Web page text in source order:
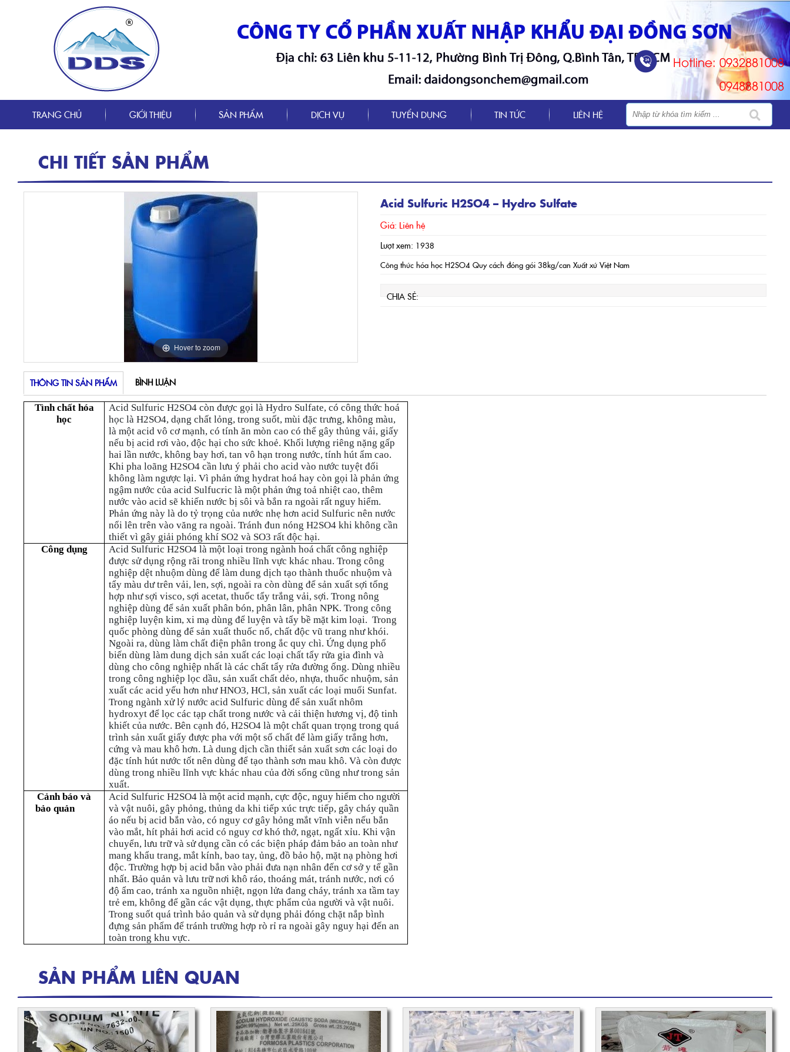
Hotline: 0932881008
0948881008
TRANG CHỦ GIỚI THIỆU SẢN PHẨM DỊCH VỤ TUYỂN DỤNG TIN TỨC LIÊN HỆ
CHI TIẾT SẢN PHẨM
Hover to zoom
Acid Sulfuric H2SO4 – Hydro Sulfate
Giá: Liên hệ
Lượt xem: 1938
Công thức hóa học H2SO4 Quy cách đóng gói 38kg/can Xuất xứ Việt Nam
CHIA SẺ:
THÔNG TIN SẢN PHẨM BÌNH LUẬN
Tình chất hóa
học
Acid Sulfuric H2SO4 còn được gọi là Hydro Sulfate, có công thức hoá
học là H2SO4, dạng chất lỏng, trong suốt, mùi đặc trưng, không màu,
là một acid vô cơ mạnh, có tính ăn mòn cao có thể gây thủng vải, giấy
nếu bị acid rơi vào, độc hại cho sức khoẻ. Khối lượng riêng nặng gấp
hai lần nước, không bay hơi, tan vô hạn trong nước, tính hút ẩm cao.
Khi pha loãng H2SO4 cần lưu ý phải cho acid vào nước tuyệt đối
không làm ngược lại. Vì phản ứng hydrat hoá hay còn gọi là phản ứng
ngậm nước của acid Sulfucric là một phản ứng toả nhiệt cao, thêm
nước vào acid sẽ khiến nước bị sôi và bắn ra ngoài rất nguy hiểm.
Phản ứng này là do tỷ trọng của nước nhẹ hơn acid Sulfuric nên nước
nổi lên trên vào văng ra ngoài. Tránh đun nóng H2SO4 khi không cần
thiết vì gây giải phóng khí SO2 và SO3 rất độc hại.
Công dụng
Acid Sulfuric H2SO4 là một loại trong ngành hoá chất công nghiệp
được sử dụng rộng rãi trong nhiều lĩnh vực khác nhau. Trong công
nghiệp dệt nhuộm dùng để làm dung dịch tạo thành thuốc nhuộm và
tẩy màu dư trên vải, len, sợi, ngoài ra còn dùng để sản xuất sợi tổng
hợp như sợi visco, sợi acetat, thuốc tẩy trắng vải, sợi. Trong nông
nghiệp dùng để sản xuất phân bón, phân lân, phân NPK. Trong công
nghiệp luyện kim, xi mạ dùng để luyện và tẩy bề mặt kim loại. Trong
quốc phòng dùng để sản xuất thuốc nổ, chất độc vũ trang như khói.
Ngoài ra, dùng làm chất điện phân trong ắc quy chì. Ứng dụng phổ
biến dùng làm dung dịch sản xuất các loại chất tẩy rửa gia đình và
dùng cho công nghiệp nhất là các chất tẩy rửa đường ống. Dùng nhiều
trong công nghiệp lọc dầu, sản xuất chất dẻo, nhựa, thuốc nhuộm, sản
xuất các acid yếu hơn như HNO3, HCl, sản xuất các loại muối Sunfat.
Trong ngành xử lý nước acid Sulfuric dùng để sản xuất nhôm
hydroxyt để lọc các tạp chất trong nước và cải thiện hương vị, độ tinh
khiết của nước. Bên cạnh đó, H2SO4 là một chất quan trọng trong quá
trình sản xuất giấy được pha với một số chất để làm giấy trắng hơn,
cứng và mau khô hơn. Là dung dịch cần thiết sản xuất sơn các loại do
đặc tính hút nước tốt nên dùng để tạo thành sơn mau khô. Và còn được
dùng trong nhiều lĩnh vực khác nhau của đời sống cũng như trong sản
xuất.
Cảnh báo và
bảo quản
Acid Sulfuric H2SO4 là một acid mạnh, cực độc, nguy hiểm cho người
và vật nuôi, gây phỏng, thủng da khi tiếp xúc trực tiếp, gây cháy quần
áo nếu bị acid bắn vào, có nguy cơ gây hỏng mắt vĩnh viễn nếu bắn
vào mắt, hít phải hơi acid có nguy cơ khó thở, ngạt, ngất xỉu. Khi vận
chuyển, lưu trữ và sử dụng cần có các biện pháp đảm bảo an toàn như
mang khẩu trang, mắt kính, bao tay, ủng, đồ bảo hộ, mặt nạ phòng hơi
độc. Trường hợp bị acid bắn vào phải đưa nạn nhân đến cơ sở y tế gần
nhất. Bảo quản và lưu trữ nơi khô ráo, thoáng mát, tránh nước, nơi có
độ ẩm cao, tránh xa nguồn nhiệt, ngọn lửa đang cháy, tránh xa tầm tay
trẻ em, không để gần các vật dụng, thực phẩm của người và vật nuôi.
Trong suốt quá trình bảo quản và sử dụng phải đóng chặt nắp bình
đựng sản phẩm để tránh trường hợp rò rỉ ra ngoài gây nguy hại đến an
toàn trong khu vực.
SẢN PHẨM LIÊN QUAN